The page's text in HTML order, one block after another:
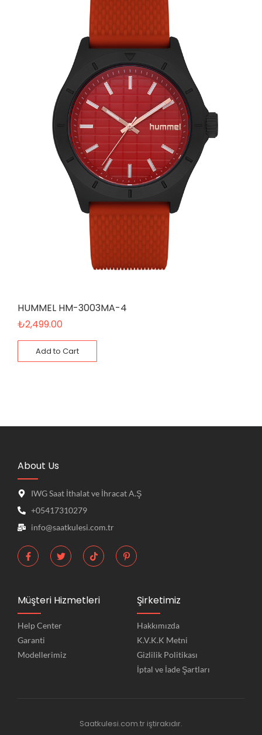
HUMMEL HM-3003MA-4
₺2,499.00
Add to Cart
About Us
IWG Saat İthalat ve İhracat A.Ş
+05417310279
info@saatkulesi.com.tr
Müşteri Hizmetleri
Help Center
Garanti
Modellerimiz
Şirketimiz
Hakkımızda
K.V.K.K Metni
Gizlilik Politikası
İptal ve İade Şartları
Saatkulesi.com.tr iştirakıdır.